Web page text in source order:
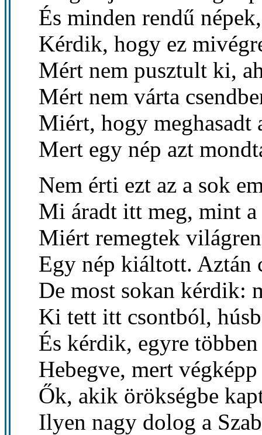
És minden rendű
Kérdik, hogy ez
Mért nem pusztult ki,
Mért nem várta
Miért, hogy meghasadt
Mert egy nép azt
Nem érti ezt az a sok
Mi áradt itt meg, mint a
Miért remegtek
Egy nép kiáltott. Aztán
De most sokan kérdik:
Ki tett itt csontból,
És kérdik, egyre
Hebegve, mert
Ők, akik örökségbe
Ilyen nagy dolog a